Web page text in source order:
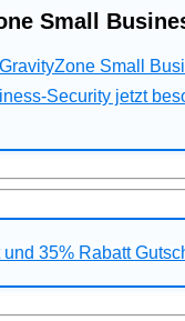
Small
Small
Security jetzt